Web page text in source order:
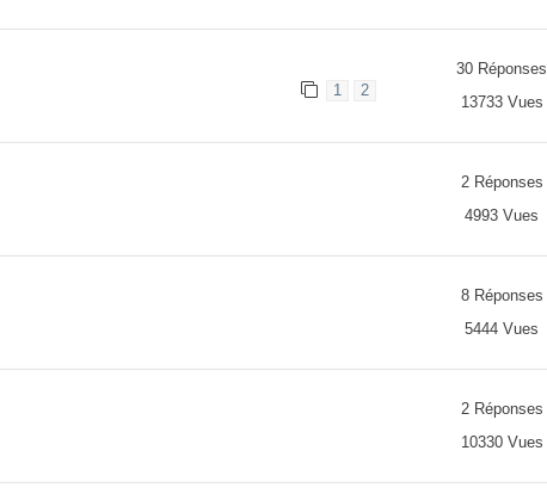
1 2
30 Réponses
13733 Vues
2 Réponses
4993 Vues
8 Réponses
5444 Vues
2 Réponses
10330 Vues